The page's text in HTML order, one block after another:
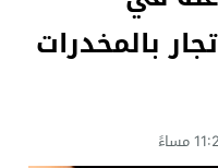
بالمخدرات